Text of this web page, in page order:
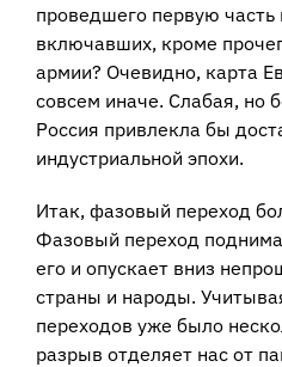
проведшего первую часть
включавших, кроме
армии? Очевидно, карта
совсем иначе. Слабая, но
Россия привлекла бы
индустриальной эпохи.
Итак, фазовый переход
Фазовый переход
его и опускает вниз
страны и народы.
переходов уже было
разрыв отделяет нас от